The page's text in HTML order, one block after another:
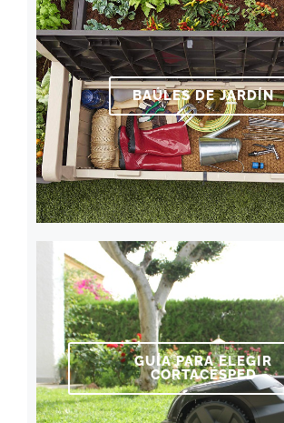
BAÚLES DE JARDÍN
GUÍA PARA ELEGIR
CORTACÉSPED